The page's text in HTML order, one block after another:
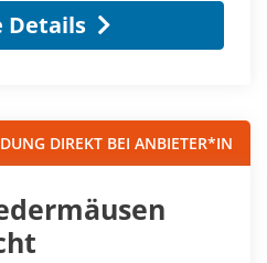
Details
DIREKT BEI ANBIETER*IN